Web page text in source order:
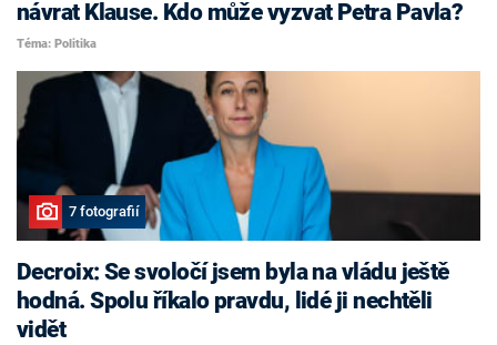
návrat Klause. Kdo může vyzvat Petra Pavla?
Téma: Politika
7 fotografií
Decroix: Se svoločí jsem byla na vládu ještě
hodná. Spolu říkalo pravdu, lidé ji nechtěli
vidět